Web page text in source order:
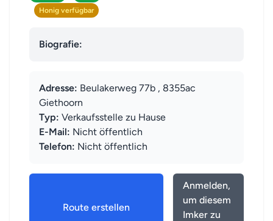
Honig verfügbar
Biografie:
Adresse: Beulakerweg 77b , 8355ac
Giethoorn
Typ: Verkaufsstelle zu Hause
E-Mail: Nicht öffentlich
Telefon: Nicht öffentlich
Route erstellen
Anmelden,
um diesem
Imker zu